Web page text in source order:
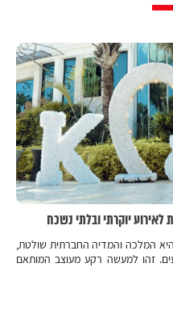
יוקרתי ובלתי נשכח
היא המלכה והמדיה החברתית שולטת,
זהו למעשה רקע מעוצב המותאם